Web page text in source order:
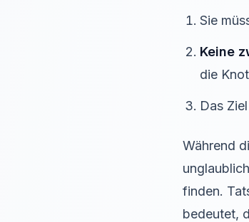
Sie
Keine
die
Das
Während
finden.
bedeutet,